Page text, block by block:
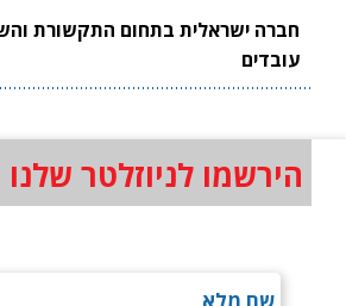
חברה ישראלית בתחום התקשורת
עובדים
הירשמו לניוזלטר שלנו